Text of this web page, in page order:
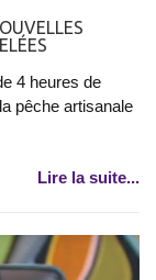
4 heures de
pêche artisanale
Lire la suite...